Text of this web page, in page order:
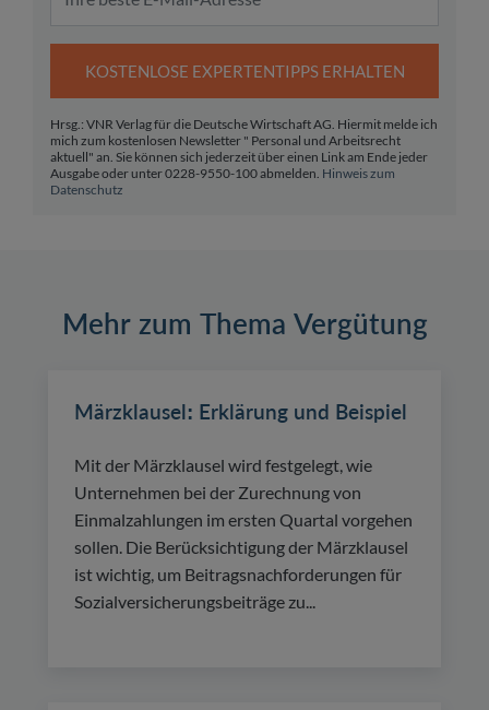
KOSTENLOSE EXPERTENTIPPS ERHALTEN
Hrsg.: VNR Verlag für die Deutsche Wirtschaft AG. Hiermit melde ich
mich zum kostenlosen Newsletter " Personal und Arbeitsrecht
aktuell" an. Sie können sich jederzeit über einen Link am Ende jeder
Ausgabe oder unter 0228-9550-100 abmelden. Hinweis zum
Datenschutz
Mehr zum Thema Vergütung
Märzklausel: Erklärung und Beispiel
Mit der Märzklausel wird festgelegt, wie
Unternehmen bei der Zurechnung von
Einmalzahlungen im ersten Quartal vorgehen
sollen. Die Berücksichtigung der Märzklausel
ist wichtig, um Beitragsnachforderungen für
Sozialversicherungsbeiträge zu...